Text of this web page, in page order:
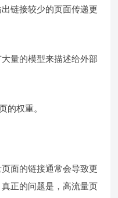
链接较少的页面传递更
量的模型来描述给外部
的权重。
面的链接通常会导致更
正的问题是，高流量页